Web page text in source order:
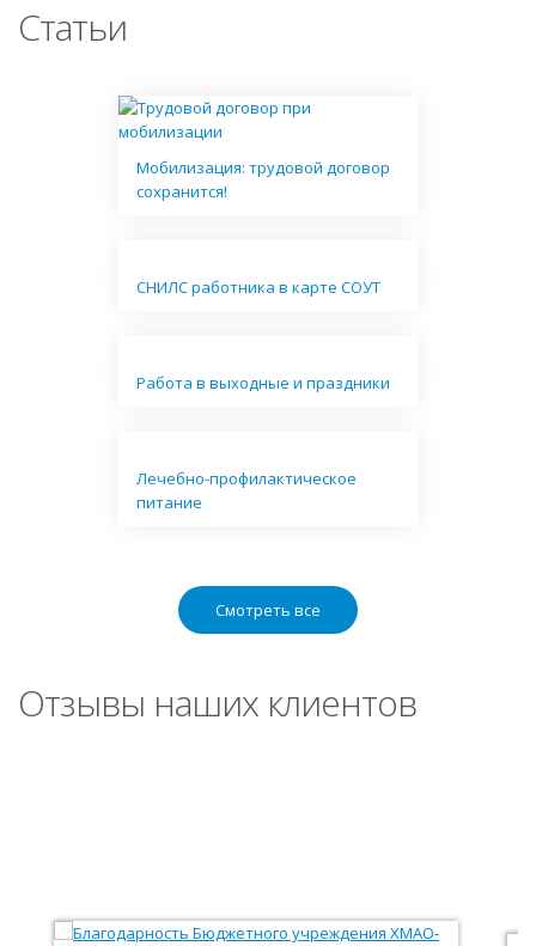
Статьи
Мобилизация: трудовой договор
сохранится!
СНИЛС работника в карте СОУТ
Работа в выходные и праздники
Лечебно-профилактическое
питание
Смотреть все
Отзывы наших клиентов